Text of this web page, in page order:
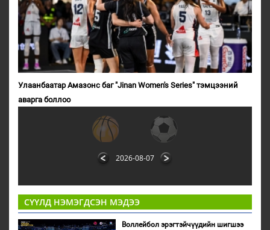
Улаанбаатар Амазонс баг "Jinan Women's Series" тэмцээний
аварга боллоо
2026-08-07
СҮҮЛД НЭМЭГДСЭН МЭДЭЭ
Воллейбол эрэгтэйчүүдийн шигшээ